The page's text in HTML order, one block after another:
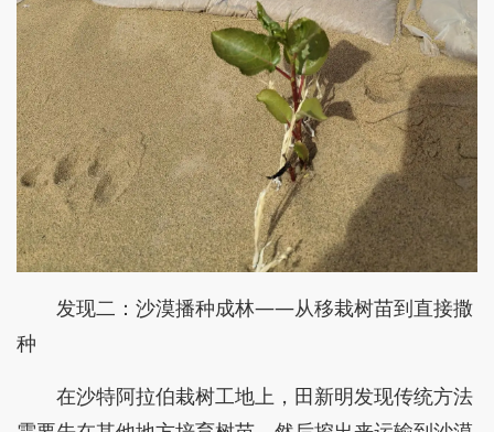
发现二：沙漠播种成林——从移栽树苗到直接撒
种
在沙特阿拉伯栽树工地上，田新明发现传统方法